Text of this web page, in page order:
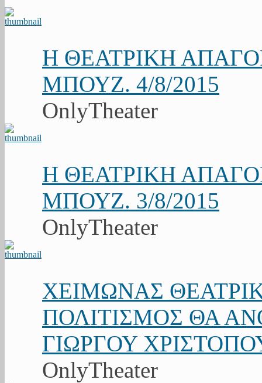
Η ΘΕΑΤΡΙΚΗ
ΜΠΟΥΖ. 4/8/2015
OnlyTheater
Η ΘΕΑΤΡΙΚΗ
ΜΠΟΥΖ. 3/8/2015
OnlyTheater
ΧΕΙΜΩΝΑΣ
ΠΟΛΙΤΙΣΜΟΣ ΘΑ
ΓΙΩΡΓΟΥ
OnlyTheater